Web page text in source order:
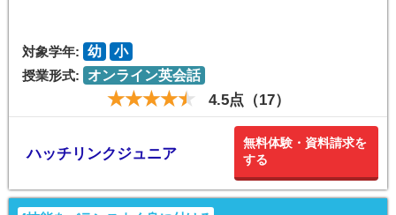
対象学年: 幼
小
授業形式:
オンライン英会話
4.5点（17）
ハッチリンクジュニア
無料体験・資料請求を
する